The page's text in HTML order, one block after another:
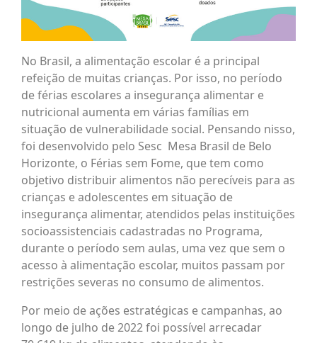
No Brasil, a alimentação escolar é a principal
refeição de muitas crianças. Por isso, no período
de férias escolares a insegurança alimentar e
nutricional aumenta em várias famílias em
situação de vulnerabilidade social. Pensando nisso,
foi desenvolvido pelo Sesc Mesa Brasil de Belo
Horizonte, o Férias sem Fome, que tem como
objetivo distribuir alimentos não perecíveis para as
crianças e adolescentes em situação de
insegurança alimentar, atendidos pelas instituições
socioassistenciais cadastradas no Programa,
durante o período sem aulas, uma vez que sem o
acesso à alimentação escolar, muitos passam por
restrições severas no consumo de alimentos.
Por meio de ações estratégicas e campanhas, ao
longo de julho de 2022 foi possível arrecadar